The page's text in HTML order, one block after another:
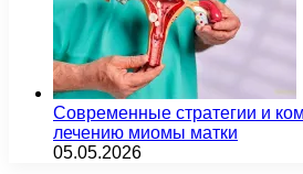
Современные стратегии и
лечению миомы матки
05.05.2026